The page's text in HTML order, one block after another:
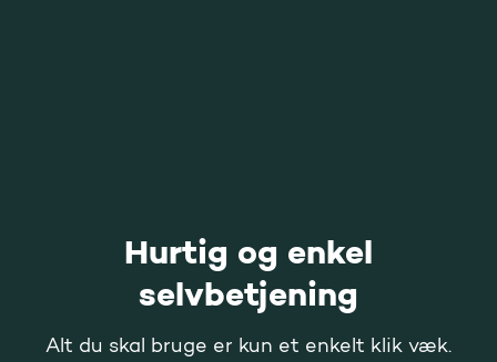
Hurtig og enkel
selvbetjening
Alt du skal bruge er kun et enkelt klik væk.